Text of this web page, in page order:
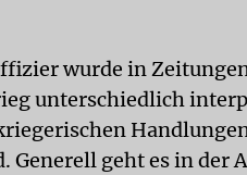
wurde in
unterschiedlich
Generell geht es in der